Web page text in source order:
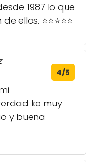
1987 lo que
ellos. ⭐️⭐️⭐️⭐️⭐️
4/5
ke muy
y buena